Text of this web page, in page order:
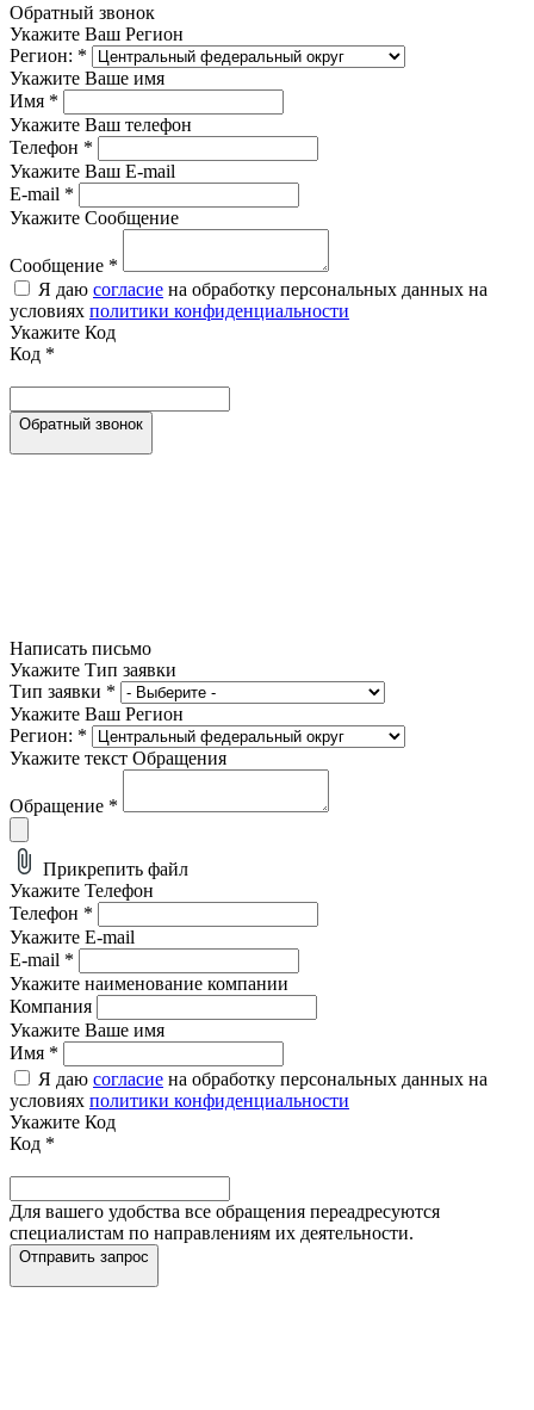
Обратный звонок
Укажите Ваш Регион
Регион: *
Укажите Ваше имя
Имя *
Укажите Ваш телефон
Телефон *
Укажите Ваш E-mail
E-mail *
Укажите Сообщение
Сообщение *
Я даю согласие на обработку персональных данных на
условиях политики конфиденциальности
Укажите Код
Код *
Обратный звонок
Написать письмо
Укажите Тип заявки
Тип заявки *
Укажите Ваш Регион
Регион: *
Укажите текст Обращения
Обращение *
Прикрепить файл
Укажите Телефон
Телефон *
Укажите E-mail
E-mail *
Укажите наименование компании
Компания
Укажите Ваше имя
Имя *
Я даю согласие на обработку персональных данных на
условиях политики конфиденциальности
Укажите Код
Код *
Для вашего удобства все обращения переадресуются
специалистам по направлениям их деятельности.
Отправить запрос